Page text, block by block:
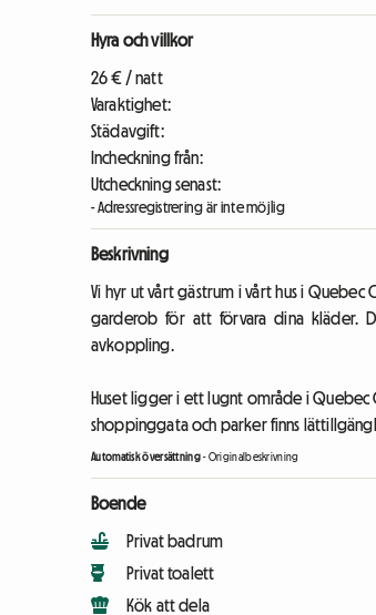
Hyra och villkor
26 € / natt
Varaktighet:
Städavgift:
Incheckning från:
Utcheckning senast:
- Adressregistrering är inte möjlig
Beskrivning
Vi hyr ut vårt gästrum i vårt hus i
garderob för att förvara dina kläder.
avkoppling.
Huset ligger i ett lugnt område i Quebec
shoppinggata och parker finns
Automatisk översättning-Originalbeskrivning
Boende
Privat badrum
Privat toalett
Kök att dela